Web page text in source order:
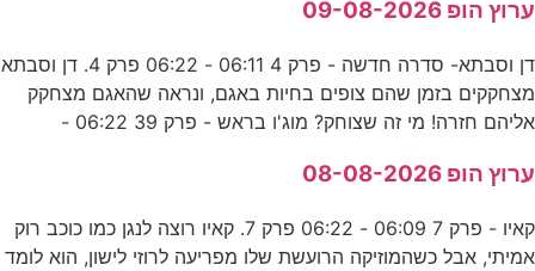
ערוץ הופ 09-08-2026
דן וסבתא- סדרה חדשה - פרק 4 06:11 - 06:22 פרק 4. דן וסבתא
מצחקקים בזמן שהם צופים בחיות באגם, ונראה שהאגם מצחקק
אליהם חזרה! מי זה שצוחק? מוג'ו בראש - פרק 39 06:22 -
ערוץ הופ 08-08-2026
קאיו - פרק 7 06:09 - 06:22 פרק 7. קאיו רוצה לנגן כמו כוכב רוק
אמיתי, אבל כשהמוזיקה הרועשת שלו מפריעה לרוזי לישון, הוא לומד